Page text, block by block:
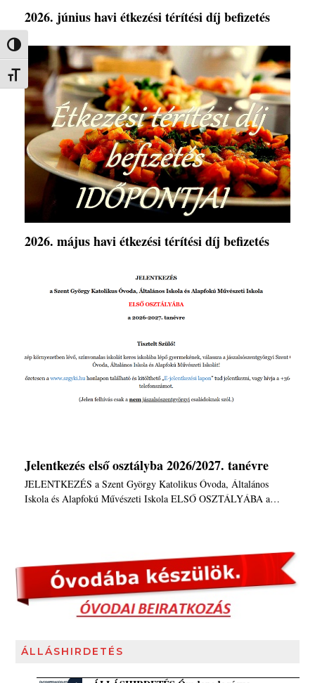
Nagy kontraszt váltása
Betűméret váltása
2026. június havi étkezési térítési díj befizetés
2026. május havi étkezési térítési díj befizetés
Jelentkezés első osztályba 2026/2027. tanévre
JELENTKEZÉS a Szent György Katolikus Óvoda, Általános
Iskola és Alapfokú Művészeti Iskola ELSŐ OSZTÁLYÁBA a…
ÁLLÁSHIRDETÉS